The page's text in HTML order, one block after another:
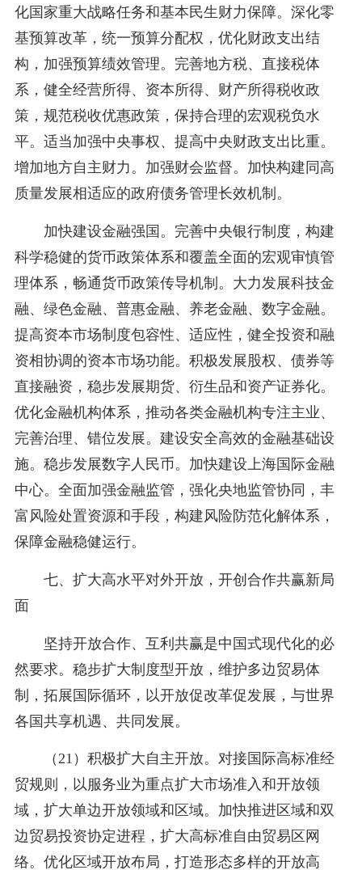
化国家重大战略任务和基本民生财力保障。深化零
基预算改革，统一预算分配权，优化财政支出结
构，加强预算绩效管理。完善地方税、直接税体
系，健全经营所得、资本所得、财产所得税收政
策，规范税收优惠政策，保持合理的宏观税负水
平。适当加强中央事权、提高中央财政支出比重。
增加地方自主财力。加强财会监督。加快构建同高
质量发展相适应的政府债务管理长效机制。
加快建设金融强国。完善中央银行制度，构建
科学稳健的货币政策体系和覆盖全面的宏观审慎管
理体系，畅通货币政策传导机制。大力发展科技金
融、绿色金融、普惠金融、养老金融、数字金融。
提高资本市场制度包容性、适应性，健全投资和融
资相协调的资本市场功能。积极发展股权、债券等
直接融资，稳步发展期货、衍生品和资产证券化。
优化金融机构体系，推动各类金融机构专注主业、
完善治理、错位发展。建设安全高效的金融基础设
施。稳步发展数字人民币。加快建设上海国际金融
中心。全面加强金融监管，强化央地监管协同，丰
富风险处置资源和手段，构建风险防范化解体系，
保障金融稳健运行。
七、扩大高水平对外开放，开创合作共赢新局
面
坚持开放合作、互利共赢是中国式现代化的必
然要求。稳步扩大制度型开放，维护多边贸易体
制，拓展国际循环，以开放促改革促发展，与世界
各国共享机遇、共同发展。
（21）积极扩大自主开放。对接国际高标准经
贸规则，以服务业为重点扩大市场准入和开放领
域，扩大单边开放领域和区域。加快推进区域和双
边贸易投资协定进程，扩大高标准自由贸易区网
络。优化区域开放布局，打造形态多样的开放高